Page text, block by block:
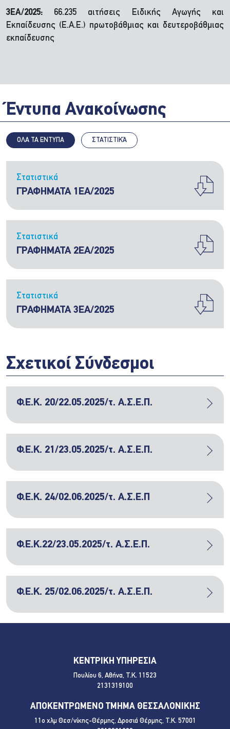
3ΕΑ/2025: 66.235 αιτήσεις Ειδικής Αγωγής και
Εκπαίδευσης (Ε.Α.Ε.) πρωτοβάθμιας και δευτεροβάθμιας
εκπαίδευσης
Έντυπα Ανακοίνωσης
ΟΛΑ ΤΑ ΕΝΤΥΠΑ ΣΤΑΤΙΣΤΙΚΆ
Στατιστικά
ΓΡΑΦΗΜΑΤΑ 1EA/2025
Στατιστικά
ΓΡΑΦΗΜΑΤΑ 2EA/2025
Στατιστικά
ΓΡΑΦΗΜΑΤΑ 3EA/2025
Σχετικοί Σύνδεσμοι
Φ.Ε.Κ. 20/22.05.2025/τ. Α.Σ.Ε.Π.
Φ.Ε.Κ. 21/23.05.2025/τ. Α.Σ.Ε.Π.
Φ.Ε.Κ. 24/02.06.2025/τ. Α.Σ.Ε.Π
Φ.Ε.Κ.22/23.05.2025/τ. Α.Σ.Ε.Π.
Φ.Ε.Κ. 25/02.06.2025/τ. Α.Σ.Ε.Π.
ΚΕΝΤΡΙΚΗ ΥΠΗΡΕΣΙΑ
Πουλίου 6, Αθήνα, Τ.Κ. 11523
2131319100
ΑΠΟΚΕΝΤΡΩΜΕΝΟ ΤΜΗΜΑ ΘΕΣΣΑΛΟΝΙΚΗΣ
11ο χλμ Θεσ/νίκης-Θέρμης, Δροσιά Θέρμης, Τ.Κ. 57001